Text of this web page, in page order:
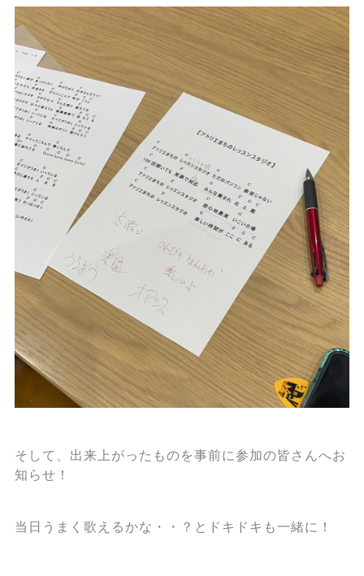
そして、出来上がったものを事前に参加の皆さんへお
知らせ！
当日うまく歌えるかな・・？とドキドキも一緒に！